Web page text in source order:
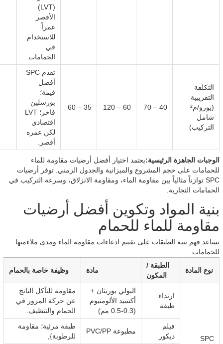
(LVT)
الأقصر
عمراً
للاستخدام
في
الحمامات.
التكلفة
التقريبية
(يورو/م²
شامل
التركيب)
40 – 70
60 – 120
35 – 60
تقدم SPC
أفضل
قيمة؛
بورسلين
فاخر؛ LVT
اقتصادي
لكن عمره
أقصر.
الوجبات الجاهزة الرئيسية:يعتمد اختيار أفضل أرضيات مقاومة للماء
للحمامات على حجم المشروع والميزانية والجدول الزمني. توفر أرضيات
SPC توازناً مثالياً بين مقاومة الماء، ومقاومة الانزلاق، وسرعة التركيب في
الحمامات التجارية.
بنية المواد وتكوين أفضل أرضيات
مقاومة للماء للحمام
يساعد فهم بنية الطبقات على تقييم ادعاءات مقاومة الماء ومدى ملاءمتها
للحمامات.
نوع المادة
الطبقة /
المكون
مادة وظيفة خاصة بالحمام
SPC
ارتداء
طبقة
البولي يوريثان +
أكسيد الألومنيوم
(0.3-0.5 مم)
مقاومة للتآكل الناتج
عن حركة المرور في
الحمام والتنظيف.
فيلم
ديكور
مطبوعة PVC/PP
طبقة مرئية؛ مقاومة
للرطوبة},